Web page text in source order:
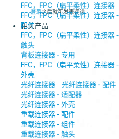
FFC，FPC（扁平柔性）连接器
FFC，FPC（扁平柔性）连接器 -
配件
FFC，FPC（扁平柔性）连接器 -
触头
背板连接器 - 专用
FFC，FPC（扁平柔性）连接器 -
外壳
光纤连接器
光纤连接器 - 配件
光纤连接器 - 适配器
光纤连接器 - 外壳
重载连接器 - 配件
重载连接器 - 组件
重载连接器 - 触头
登录之后就可发表评论
相关产品